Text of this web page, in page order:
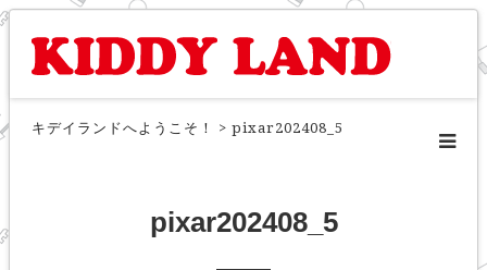
キデイランドへようこそ！ > pixar202408_5
pixar202408_5